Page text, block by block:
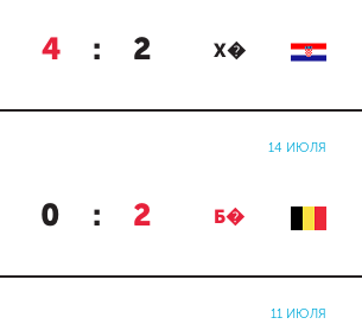
4 : 2 Х�
14 ИЮЛЯ
0 : 2 Б�
11 ИЮЛЯ